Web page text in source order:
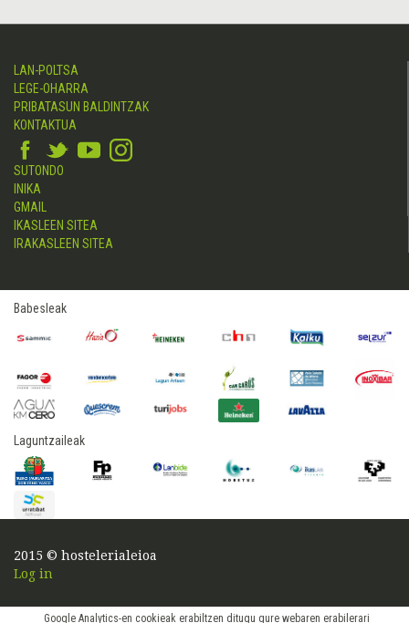
Google Analytics-en cookieak erabiltzen ditugu gure webaren erabilerari
LAN-POLTSA
LEGE-OHARRA
PRIBATASUN BALDINTZAK
KONTAKTUA
SUTONDO
INIKA
GMAIL
IKASLEEN SITEA
IRAKASLEEN SITEA
Babesleak
Laguntzaileak
2015 © hostelerialeioa
Log in